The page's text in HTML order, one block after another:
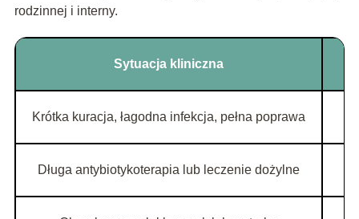
rodzinnej i interny.
Sytuacja kliniczna
Krótka kuracja, łagodna infekcja, pełna poprawa
Długa antybiotykoterapia lub leczenie dożylne